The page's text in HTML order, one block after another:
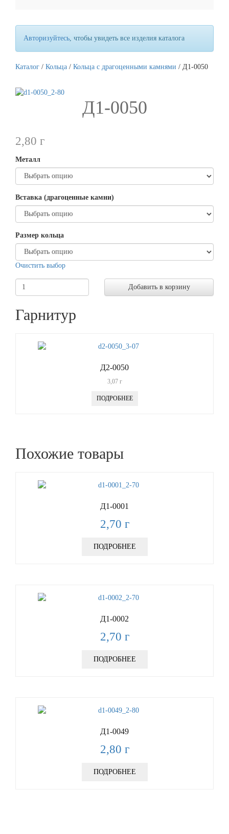
Авторизуйтесь, чтобы увидеть все изделия каталога
Каталог / Кольца / Кольца с драгоценными камнями / Д1-0050
Д1-0050
2,80 г
Металл
Вставка (драгоценные камни)
Размер кольца
Очистить выбор
Добавить в корзину
Гарнитур
Д2-0050
3,07г
ПОДРОБНЕЕ
Похожие товары
Д1-0001
2,70 г
ПОДРОБНЕЕ
Д1-0002
2,70 г
ПОДРОБНЕЕ
Д1-0049
2,80 г
ПОДРОБНЕЕ